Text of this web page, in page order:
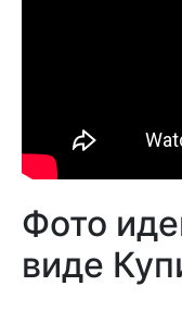
Фото
виде